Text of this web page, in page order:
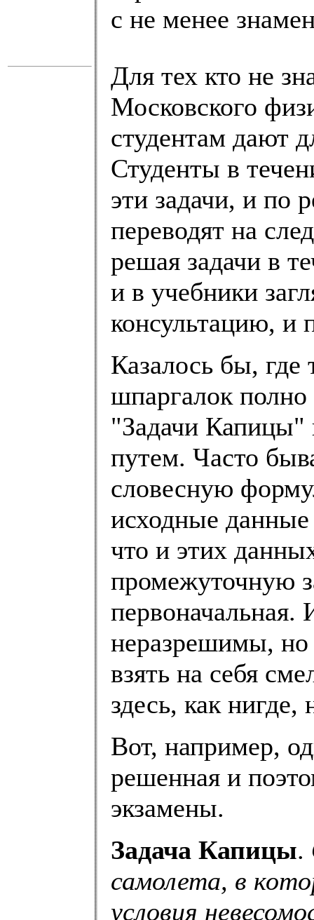
с не менее
Для тех кто не
Московского
студентам дают
Студенты в
эти задачи, и по
переводят на
решая задачи в
и в учебники
консультацию, и
Казалось бы, где
шпаргалок
"Задачи
путем. Часто
словесную
исходные
что и этих
промежуточную
неразрешимы, но
взять на себя
здесь, как
Вот, например,
решенная и
экзамены.
Задача Капицы.
самолета, в
условия